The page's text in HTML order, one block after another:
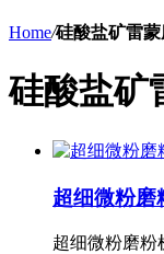
Home/硅酸盐矿雷蒙
硅酸盐矿
超细微粉磨
超细微粉磨粉